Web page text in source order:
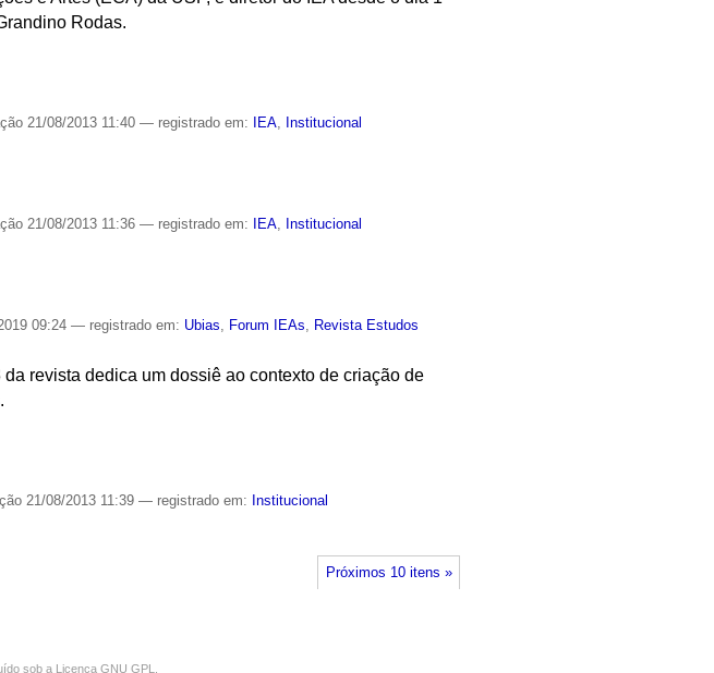
Rodas.
21/08/2013 11:40— registrado em: IEA, Institucional
21/08/2013 11:36— registrado em: IEA Institucional
09:24— registrado em: Ubias Forum IEAs
Revista Estudos
revista dedica um dossiê ao contexto de criação de
21/08/2013 11:39— registrado em: Institucional
Próximos 10 itens »
sob a Licença GNU GPL